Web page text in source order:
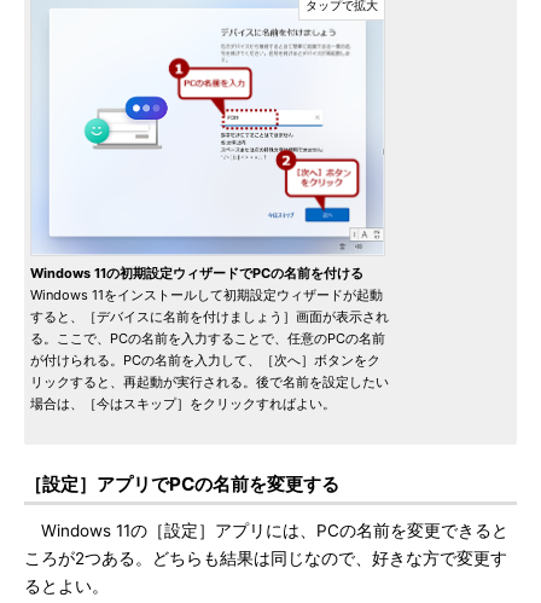
Windows 11の初期設定ウィザードでPCの名前を付ける
Windows 11をインストールして初期設定ウィザードが起動
すると、［デバイスに名前を付けましょう］画面が表示され
る。ここで、PCの名前を入力することで、任意のPCの名前
が付けられる。PCの名前を入力して、［次へ］ボタンをク
リックすると、再起動が実行される。後で名前を設定したい
場合は、［今はスキップ］をクリックすればよい。
［設定］アプリでPCの名前を変更する
Windows 11の［設定］アプリには、PCの名前を変更できると
ころが2つある。どちらも結果は同じなので、好きな方で変更す
るとよい。